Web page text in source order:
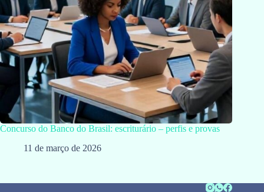
Concurso do Banco do Brasil: escriturário – perfis e provas
11 de março de 2026